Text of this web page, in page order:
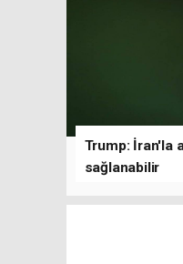
Trump: İran'la
sağlanabilir